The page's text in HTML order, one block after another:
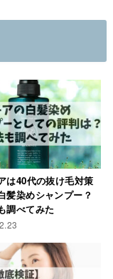
は40代の抜け毛対策
髪染めシャンプー？
調べてみた